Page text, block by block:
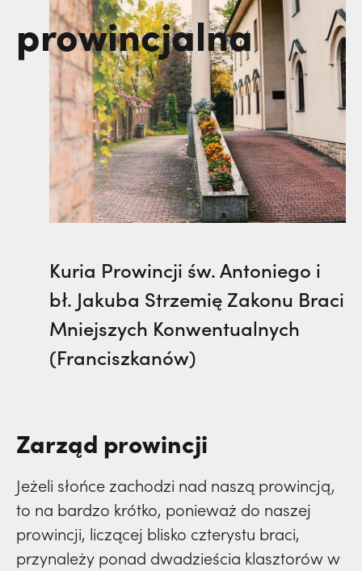
prowincjalna
Kuria Prowincji św. Antoniego i
bł. Jakuba Strzemię Zakonu Braci
Mniejszych Konwentualnych
(Franciszkanów)
Zarząd prowincji
Jeżeli słońce zachodzi nad naszą prowincją,
to na bardzo krótko, ponieważ do naszej
prowincji, liczącej blisko czterystu braci,
przynależy ponad dwadzieścia klasztorów w